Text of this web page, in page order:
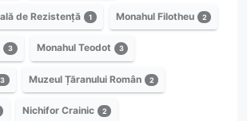
de Rezistență 1 Monahul Filotheu 2
3 Monahul Teodot 3
Muzeul Țăranului Român 2
Nichifor Crainic 2